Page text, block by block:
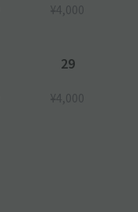
¥4,000
29
¥4,000